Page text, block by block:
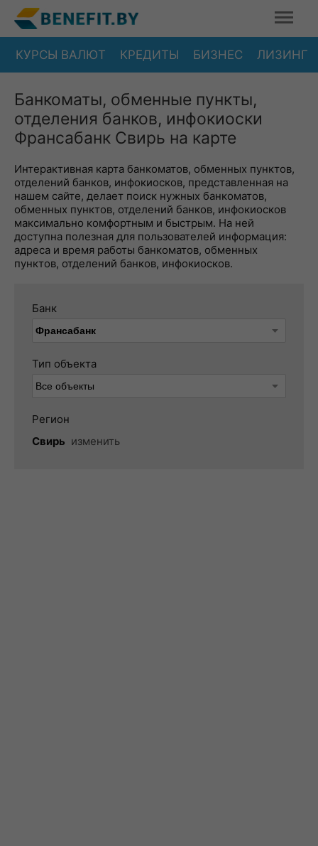
КУРСЫ ВАЛЮТ КРЕДИТЫ БИЗНЕС ЛИЗИНГ
Банкоматы, обменные пункты,
отделения банков, инфокиоски
Франсабанк Свирь на карте
Интерактивная карта банкоматов, обменных пунктов,
отделений банков, инфокиосков, представленная на
нашем сайте, делает поиск нужных банкоматов,
обменных пунктов, отделений банков, инфокиосков
максимально комфортным и быстрым. На ней
доступна полезная для пользователей информация:
адреса и время работы банкоматов, обменных
пунктов, отделений банков, инфокиосков.
Банк
Тип объекта
Регион
Свирь изменить